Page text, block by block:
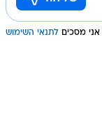
מסכים לתנאי השימוש